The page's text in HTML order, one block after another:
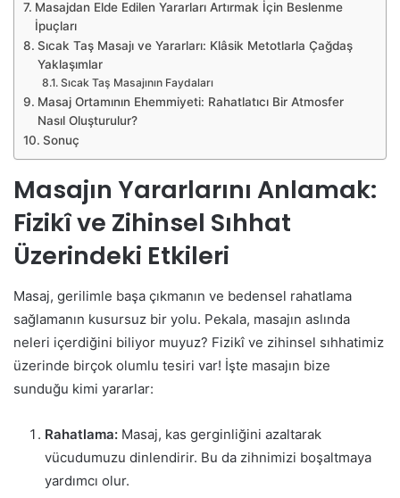
Masajdan Elde Edilen Yararları Artırmak İçin Beslenme
İpuçları
Sıcak Taş Masajı ve Yararları: Klâsik Metotlarla Çağdaş
Yaklaşımlar
Sıcak Taş Masajının Faydaları
Masaj Ortamının Ehemmiyeti: Rahatlatıcı Bir Atmosfer
Nasıl Oluşturulur?
Sonuç
Masajın Yararlarını Anlamak:
Fizikî ve Zihinsel Sıhhat
Üzerindeki Etkileri
Masaj, gerilimle başa çıkmanın ve bedensel rahatlama
sağlamanın kusursuz bir yolu. Pekala, masajın aslında
neleri içerdiğini biliyor muyuz? Fizikî ve zihinsel sıhhatimiz
üzerinde birçok olumlu tesiri var! İşte masajın bize
sunduğu kimi yararlar:
Rahatlama: Masaj, kas gerginliğini azaltarak
vücudumuzu dinlendirir. Bu da zihnimizi boşaltmaya
yardımcı olur.